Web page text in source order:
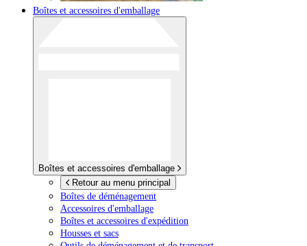
Boîtes et accessoires d'emballage
Boîtes et accessoires d'emballage
Retour au menu principal
Boîtes de déménagement
Accessoires d'emballage
Boîtes et accessoires d'expédition
Housses et sacs